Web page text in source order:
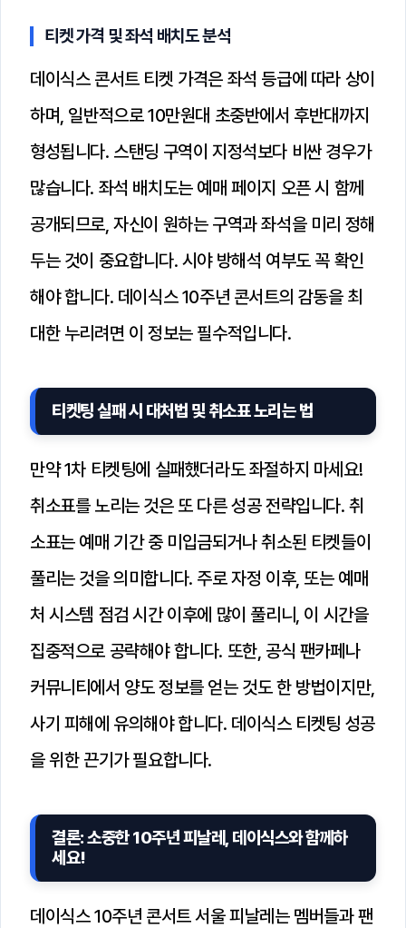
티켓 가격 및 좌석 배치도 분석
데이식스 콘서트 티켓 가격은 좌석 등급에 따라 상이
하며, 일반적으로 10만원대 초중반에서 후반대까지
형성됩니다. 스탠딩 구역이 지정석보다 비싼 경우가
많습니다. 좌석 배치도는 예매 페이지 오픈 시 함께
공개되므로, 자신이 원하는 구역과 좌석을 미리 정해
두는 것이 중요합니다. 시야 방해석 여부도 꼭 확인
해야 합니다. 데이식스 10주년 콘서트의 감동을 최
대한 누리려면 이 정보는 필수적입니다.
티켓팅 실패 시 대처법 및 취소표 노리는 법
만약 1차 티켓팅에 실패했더라도 좌절하지 마세요!
취소표를 노리는 것은 또 다른 성공 전략입니다. 취
소표는 예매 기간 중 미입금되거나 취소된 티켓들이
풀리는 것을 의미합니다. 주로 자정 이후, 또는 예매
처 시스템 점검 시간 이후에 많이 풀리니, 이 시간을
집중적으로 공략해야 합니다. 또한, 공식 팬카페나
커뮤니티에서 양도 정보를 얻는 것도 한 방법이지만,
사기 피해에 유의해야 합니다. 데이식스 티켓팅 성공
을 위한 끈기가 필요합니다.
결론: 소중한 10주년 피날레, 데이식스와 함께하
세요!
데이식스 10주년 콘서트 서울 피날레는 멤버들과 팬